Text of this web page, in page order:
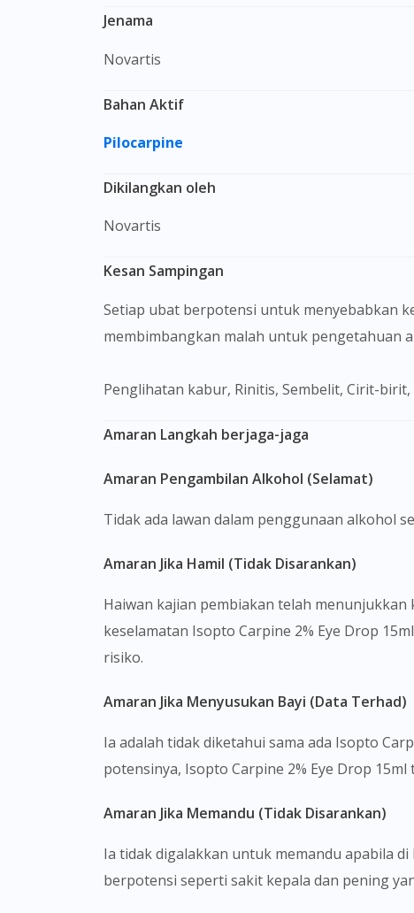
Jenama
Novartis
Bahan Aktif
Pilocarpine
Dikilangkan oleh
Novartis
Kesan Sampingan
Setiap ubat berpotensi untuk menyebabkan
membimbangkan malah untuk pengetahuan
penglihatan kabur, Rinitis, Sembelit, Cirit-
Amaran Langkah berjaga-jaga
Amaran Pengambilan Alkohol (Selamat)
Tidak ada lawan dalam penggunaan alkohol
Amaran Jika Hamil (Tidak Disarankan)
Haiwan kajian pembiakan telah
keselamatan Isopto Carpine 2% Eye Drop
risiko.
Amaran Jika Menyusukan Bayi (Data Terhad)
Ia adalah tidak diketahui sama ada Isopto
potensinya, Isopto Carpine 2% Eye Drop
Amaran Jika Memandu (Tidak Disarankan)
Ia tidak digalakkan untuk memandu apabila
berpotensi seperti sakit kepala dan pening